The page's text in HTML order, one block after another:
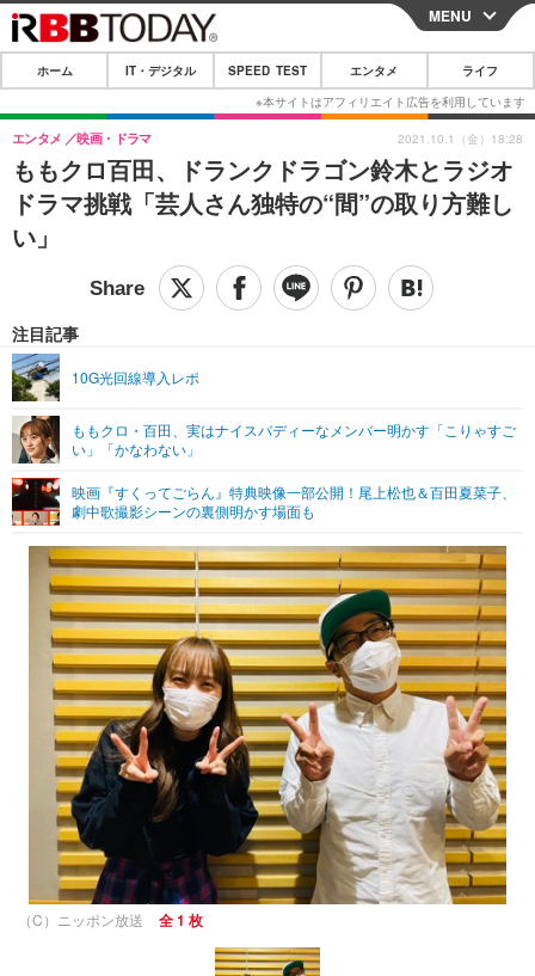
CLOSE
ホーム
IT・デジタル
IT・デジタルTOP スマートフォン
ショッピング その他
SPEED TEST
エンタメ
エンタメTOP 映画・ドラマ
音楽
グラビア ブログ
ペット
その他
リリース一覧
プッシュ通知の停止方法
MENU
ホーム IT・デジタル SPEED TEST エンタメ ライフ
ももクロ百田、ドランクドラゴン鈴木とラジオ
ドラマ挑戦「芸人さん独特の“間”の取り方難し
い」
エンタメ 映画・ドラマ
注目記事
10G光回線導入レポ
ももクロ・百田、実はナイスバディーなメンバー明かす「こりゃすご
い」「かなわない」
映画『すくってごらん』特典映像一部公開！尾上松也＆百田夏菜子、
劇中歌撮影シーンの裏側明かす場面も
2021.10.1（金）18:28
（C）ニッポン放送 全 1 枚